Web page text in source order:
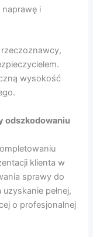
naprawę i
wysokość
odszkodowaniu
klienta w
sprawy do
pełnej,
o profesjonalnej